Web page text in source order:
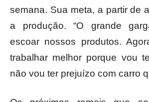
semana. Sua meta, a partir de
a produção. “O grande
escoar nossos produtos.
trabalhar melhor porque vou
não vou ter prejuízo com carro